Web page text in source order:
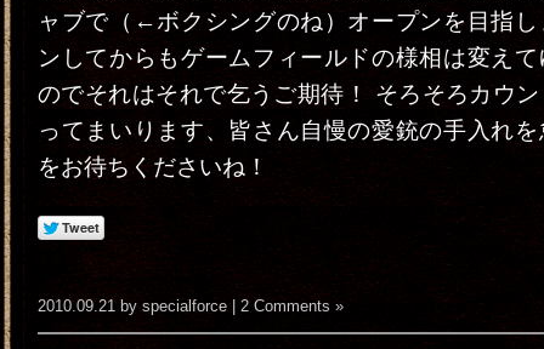
ャブで（←ボクシングのね）オープンを目指
ンしてからもゲームフィールドの様相は変え
のでそれはそれで乞うご期待！ そろそろカウ
ってまいります、皆さん自慢の愛銃の手入れ
をお待ちくださいね！
2010.09.21 by specialforce | 2 Comments »